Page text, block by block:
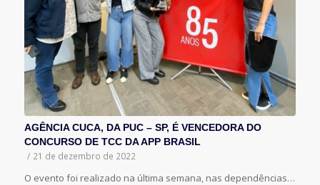
AGÊNCIA CUCA, DA PUC – SP, É VENCEDORA DO
CONCURSO DE TCC DA APP BRASIL
/ 21 de dezembro de 2022
O evento foi realizado na última semana, nas dependências…